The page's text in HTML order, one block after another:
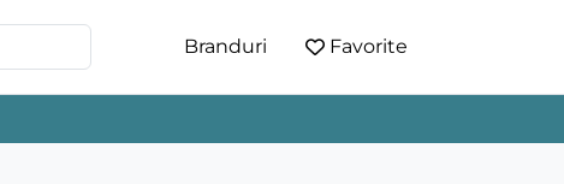
Branduri Favorite